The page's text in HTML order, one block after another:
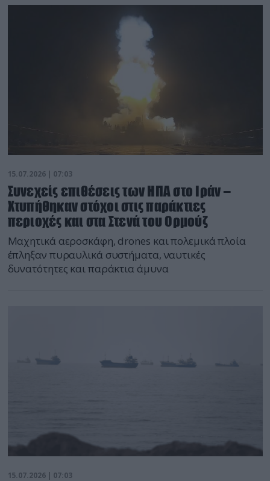
15.07.2026 | 07:03
Συνεχείς επιθέσεις των ΗΠΑ στο Ιράν –
Χτυπήθηκαν στόχοι στις παράκτιες
περιοχές και στα Στενά του Ορμούζ
Μαχητικά αεροσκάφη, drones και πολεμικά πλοία
έπληξαν πυραυλικά συστήματα, ναυτικές
δυνατότητες και παράκτια άμυνα
15.07.2026 | 07:03